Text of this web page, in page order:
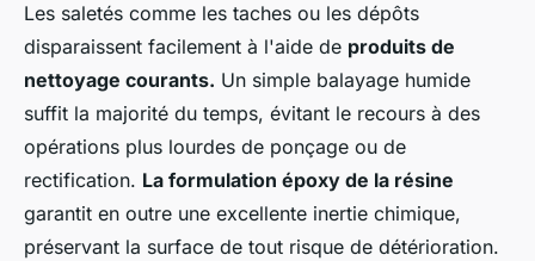
Les saletés comme les taches ou les dépôts
disparaissent facilement à l'aide de produits de
nettoyage courants. Un simple balayage humide
suffit la majorité du temps, évitant le recours à des
opérations plus lourdes de ponçage ou de
rectification. La formulation époxy de la résine
garantit en outre une excellente inertie chimique,
préservant la surface de tout risque de détérioration.